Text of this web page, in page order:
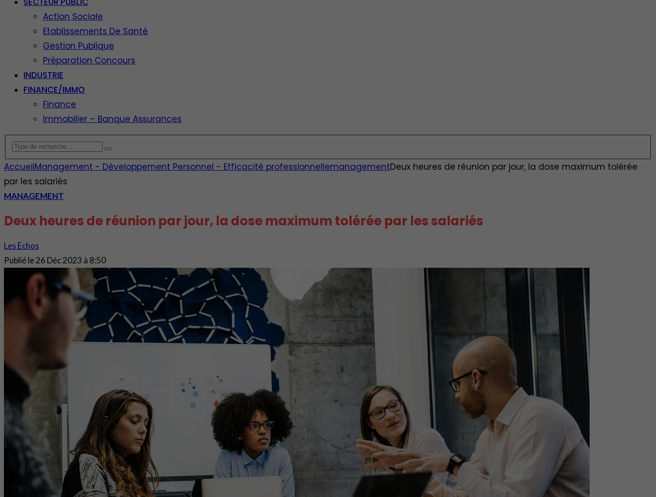
Action Sociale
Etablissements De Santé
Gestion Publique
Préparation Concours
INDUSTRIE
FINANCE/IMMO
Finance
Immobilier – Banque Assurances
AccueilManagement - Développement Personnel - Efficacité professionnellemanagementDeux heures de réunion par jour, la dose maximum tolérée
par les salariés
MANAGEMENT
Deux heures de réunion par jour, la dose maximum tolérée par les salariés
Les Echos
Publié le26 Déc 2023 à 8:50